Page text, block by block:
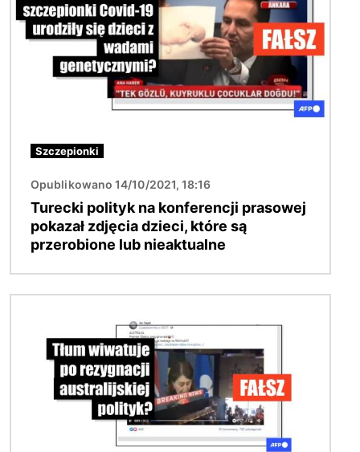
Szczepionki
Opublikowano 14/10/2021, 18:16
Turecki polityk na konferencji prasowej
pokazał zdjęcia dzieci, które są
przerobione lub nieaktualne